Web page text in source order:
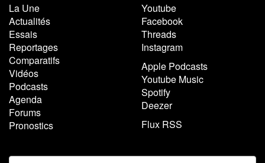
La Une
Actualités
Essais
Reportages
Comparatifs
Vidéos
Podcasts
Agenda
Forums
Pronostics
Youtube
Facebook
Threads
Instagram
Apple Podcasts
Youtube Music
Spotify
Deezer
Flux RSS